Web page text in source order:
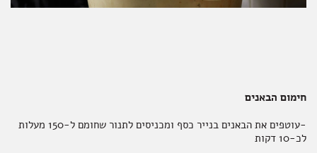
חימום הבאנים
-עוטפים את הבאנים בנייר כסף ומכניסים לתנור שחומם ל-150 מעלות
לכ-10 דקות